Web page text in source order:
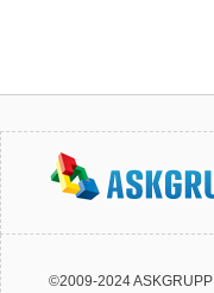
©2009-2024 ASKGRUPP